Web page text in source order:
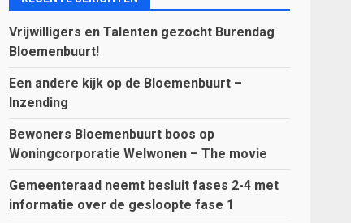
Vrijwilligers en Talenten gezocht Burendag
Bloemenbuurt!
Een andere kijk op de Bloemenbuurt –
Inzending
Bewoners Bloemenbuurt boos op
Woningcorporatie Welwonen – The movie
Gemeenteraad neemt besluit fases 2-4 met
informatie over de gesloopte fase 1